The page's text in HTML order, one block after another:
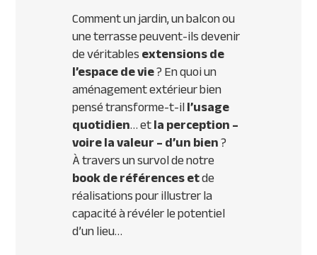
Comment un jardin, un balcon ou
une terrasse peuvent-ils devenir
de véritablesextensions de
l’espace de vie? En quoi un
aménagement extérieur bien
pensé transforme-t-ill’usage
quotidien… etla perception –
voire la valeur – d’un bien?
À travers un survol de notre
book de références etde
réalisations pour illustrer la
capacité à révéler le potentiel
d’un lieu…